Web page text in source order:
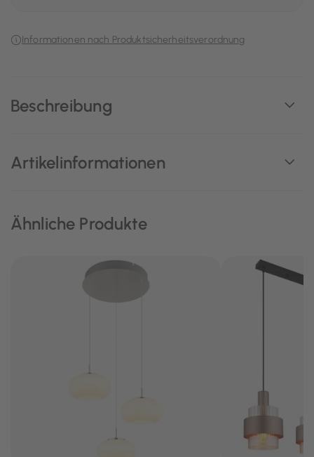
Beschreibung
Artikelinformationen
Informationen nach Produktsicherheitsverordnung